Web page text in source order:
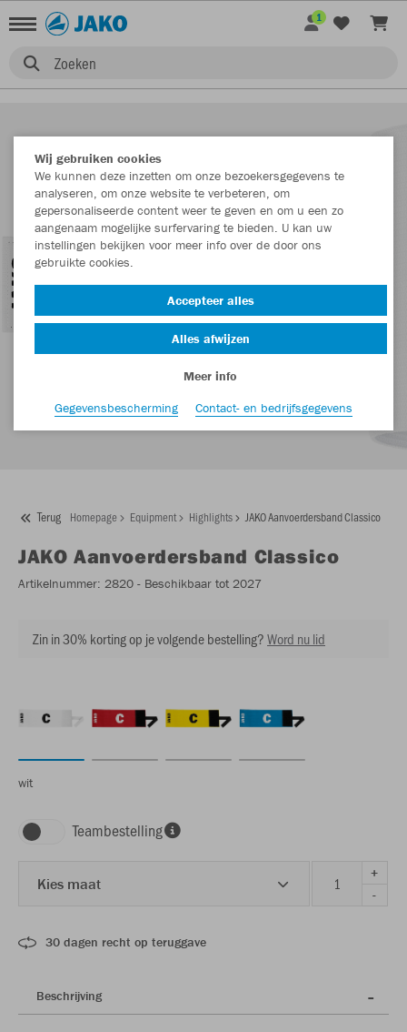
Zoeken
1
Terug Homepage Equipment Highlights JAKO Aanvoerdersband Classico
JAKO Aanvoerdersband Classico
Artikelnummer: 2820 - Beschikbaar tot 2027
Zin in 30% korting op je volgende bestelling?Word nu lid
wit
Teambestelling
Kies maat
+
-
30 dagen recht op teruggave
Beschrijving
Wij gebruiken cookies
We kunnen deze inzetten om onze bezoekersgegevens te
analyseren, om onze website te verbeteren, om
gepersonaliseerde content weer te geven en om u een zo
aangenaam mogelijke surfervaring te bieden. U kan uw
instellingen bekijken voor meer info over de door ons
gebruikte cookies.
Accepteer alles
Alles afwijzen
Meer info
Gegevensbescherming
Contact- en bedrijfsgegevens